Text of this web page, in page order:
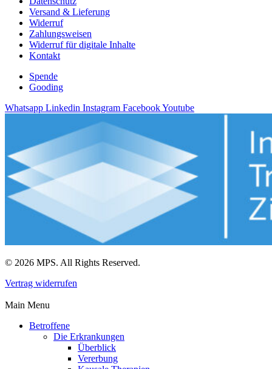
Versand & Lieferung
Widerruf
Zahlungsweisen
Widerruf für digitale Inhalte
Kontakt
Spende
Gooding
Whatsapp Linkedin Instagram FacebookYoutube
© 2026 MPS. All Rights Reserved.
Vertrag widerrufen
Main Menu
Betroffene
Die Erkrankungen
Überblick
Vererbung